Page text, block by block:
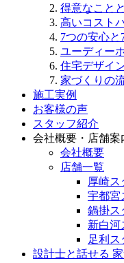
得意なこと
高いコスト
7つの安心と
ユーディー
住宅デザイ
家づくりの
施工実例
お客様の声
スタッフ紹介
会社概要・店舗案
会社概要
店舗一覧
厚崎ス
宇都宮
鍋掛ス
新白河
足利ス
設計士と話せる